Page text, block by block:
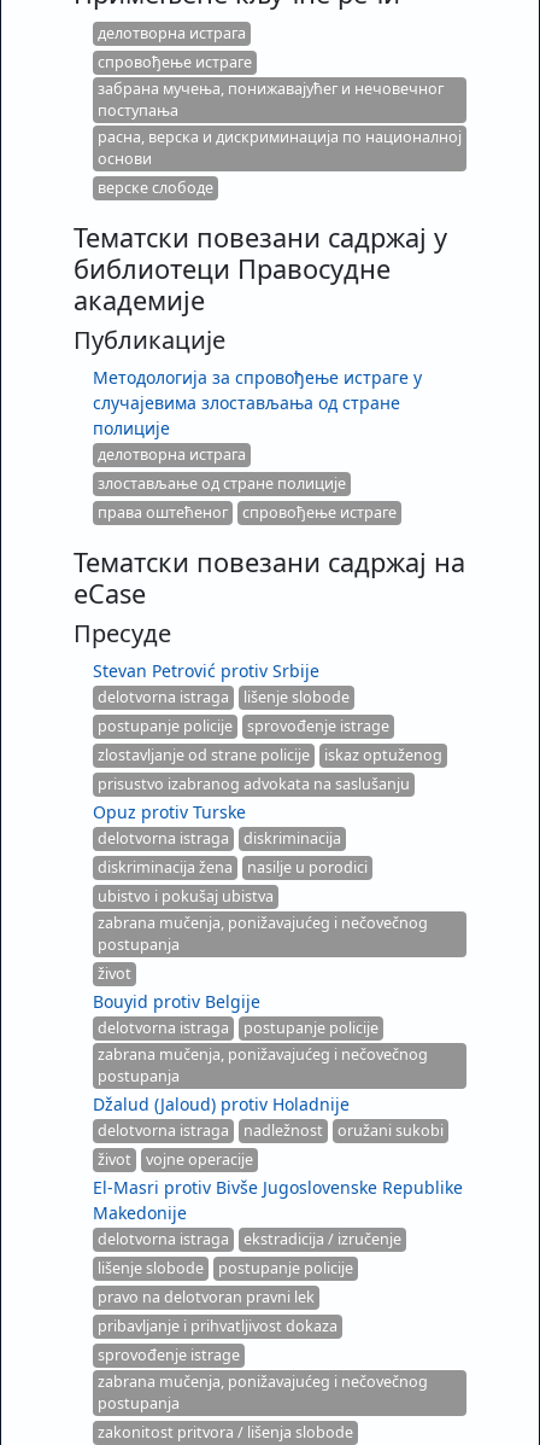
делотворна истрага
спровођење истраге
забрана мучења, понижавајућег и нечовечног
поступања
расна, верска и дискриминација по националној
основи
верске слободе
Тематски повезани садржај у
библиотеци Правосудне
академије
Публикације
Методологија за спровођење истраге у
случајевима злостављања од стране
полиције
делотворна истрага
злостављање од стране полиције
права оштећеног
спровођење истраге
Тематски повезани садржај на
eCase
Пресуде
Stevan Petrović protiv Srbije
delotvorna istraga
lišenje slobode
postupanje policije
sprovođenje istrage
zlostavljanje od strane policije
iskaz optuženog
prisustvo izabranog advokata na saslušanju
Opuz protiv Turske
delotvorna istraga
diskriminacija
diskriminacija žena
nasilje u porodici
ubistvo i pokušaj ubistva
zabrana mučenja, ponižavajućeg i nečovečnog
postupanja
život
Bouyid protiv Belgije
delotvorna istraga
postupanje policije
zabrana mučenja, ponižavajućeg i nečovečnog
postupanja
Džalud (Jaloud) protiv Holadnije
delotvorna istraga nadležnost
oružani sukobi
život
vojne operacije
El-Masri protiv Bivše Jugoslovenske Republike
Makedonije
delotvorna istraga
ekstradicija / izručenje
lišenje slobode
postupanje policije
pravo na delotvoran pravni lek
pribavljanje i prihvatljivost dokaza
sprovođenje istrage
zabrana mučenja, ponižavajućeg i nečovečnog
postupanja
zakonitost pritvora / lišenja slobode